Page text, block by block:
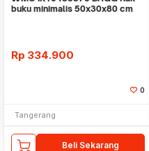
buku minimalis 50x30x80 cm
Rp 334.900
0
Tangerang
Beli Sekarang